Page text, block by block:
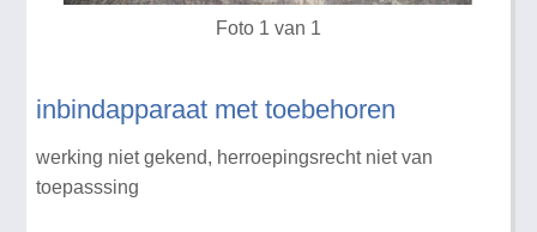
inbindapparaat met toebehoren
werking niet gekend, herroepingsrecht niet van
toepasssing
Foto 1 van 1